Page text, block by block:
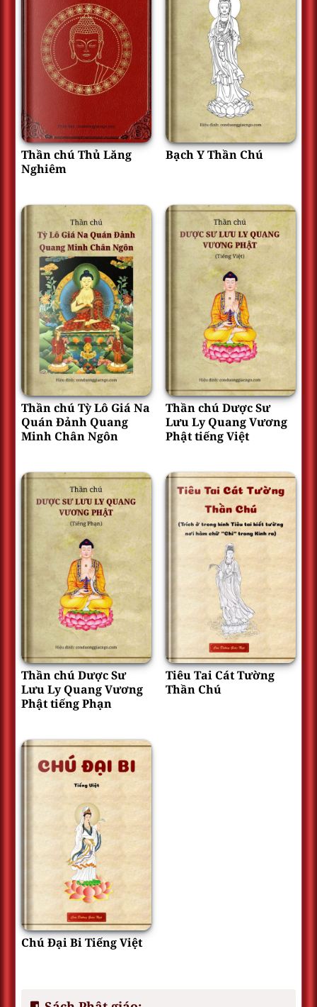
Thần chú Thủ Lăng
Nghiêm
Bạch Y Thần Chú
Thần chú Tỳ Lô Giá Na
Quán Đảnh Quang
Minh Chân Ngôn
Thần chú Dược Sư
Lưu Ly Quang Vương
Phật tiếng Việt
Thần chú Dược Sư
Lưu Ly Quang Vương
Phật tiếng Phạn
Tiêu Tai Cát Tường
Thần Chú
Chú Đại Bi Tiếng Việt